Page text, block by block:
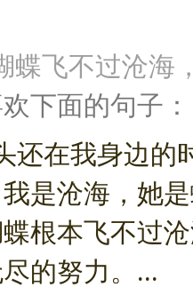
蝶飞不过沧海
下面的句子：
还在我身边的
是沧海，她
根本飞不过
的努力。...